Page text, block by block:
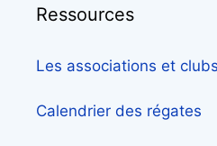
Ressources
Les associations et
Calendrier des régates